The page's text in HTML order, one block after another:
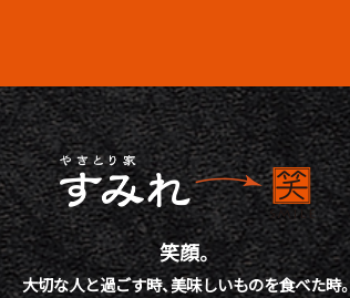
笑顔。
大切な人と過ごす時、美味しいものを食べた時。